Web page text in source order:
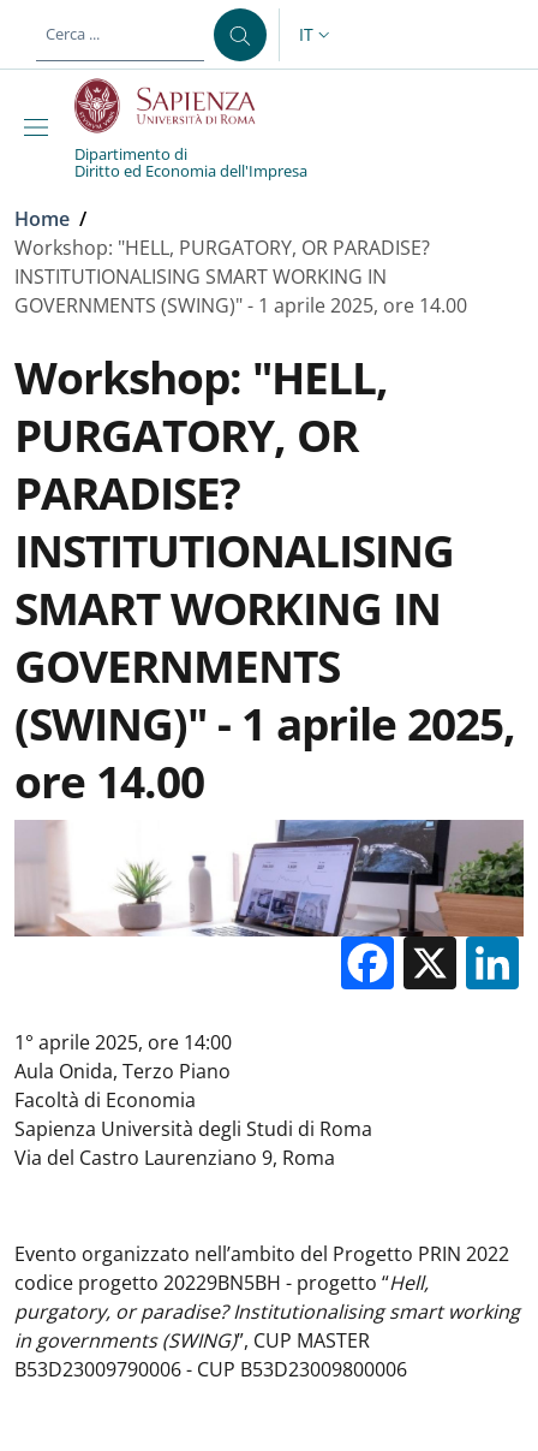
al contenuto principale
SELETTORE LINGUA:
IT
Dipartimento di
Diritto ed Economia dell'Impresa
Briciole di pane
Home /
Workshop: "HELL, PURGATORY, OR PARADISE?
INSTITUTIONALISING SMART WORKING IN
GOVERNMENTS (SWING)" - 1 aprile 2025, ore 14.00
Workshop: "HELL,
PURGATORY, OR
PARADISE?
INSTITUTIONALISING
SMART WORKING IN
GOVERNMENTS
(SWING)" - 1 aprile 2025,
ore 14.00
X
1° aprile 2025, ore 14:00
Aula Onida, Terzo Piano
Facoltà di Economia
Sapienza Università degli Studi di Roma
Via del Castro Laurenziano 9, Roma
Evento organizzato nell’ambito del Progetto PRIN 2022
codice progetto 20229BN5BH - progetto “Hell,
purgatory, or paradise? Institutionalising smart working
in governments (SWING)”, CUP MASTER
B53D23009790006 - CUP B53D23009800006